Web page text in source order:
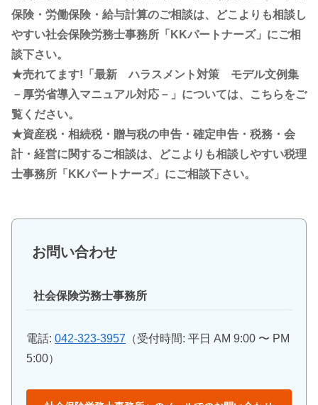
保険・労働保険・給与計算のご相談は、どこよりも相談し
やすい社会保険労務士事務所「KKパートナーズ」にご相
談下さい。
★売れてます!「最新 ハラスメント対策 モデル文例集
－厚労省導入マニュアル対応－」については、こちらをご
覧ください。
★資産税・相続税・贈与税の申告・確定申告・税務・会
計・経営に関するご相談は、どこよりも相談しやすい税理
士事務所「KKパートナーズ」にご相談下さい。
お問い合わせ
社会保険労務士事務所
電話: 042-323-3957 （受付時間: 平日 AM 9:00 〜 PM
5:00）